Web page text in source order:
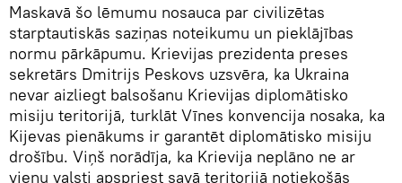
Maskavā šo lēmumu nosauca par civilizētas
starptautiskās saziņas noteikumu un pieklājības
normu pārkāpumu. Krievijas prezidenta preses
sekretārs Dmitrijs Peskovs uzsvēra, ka Ukraina
nevar aizliegt balsošanu Krievijas diplomātisko
misiju teritorijā, turklāt Vīnes konvencija nosaka, ka
Kijevas pienākums ir garantēt diplomātisko misiju
drošību. Viņš norādīja, ka Krievija neplāno ne ar
vienu valsti apspriest savā teritorijā notiekošās